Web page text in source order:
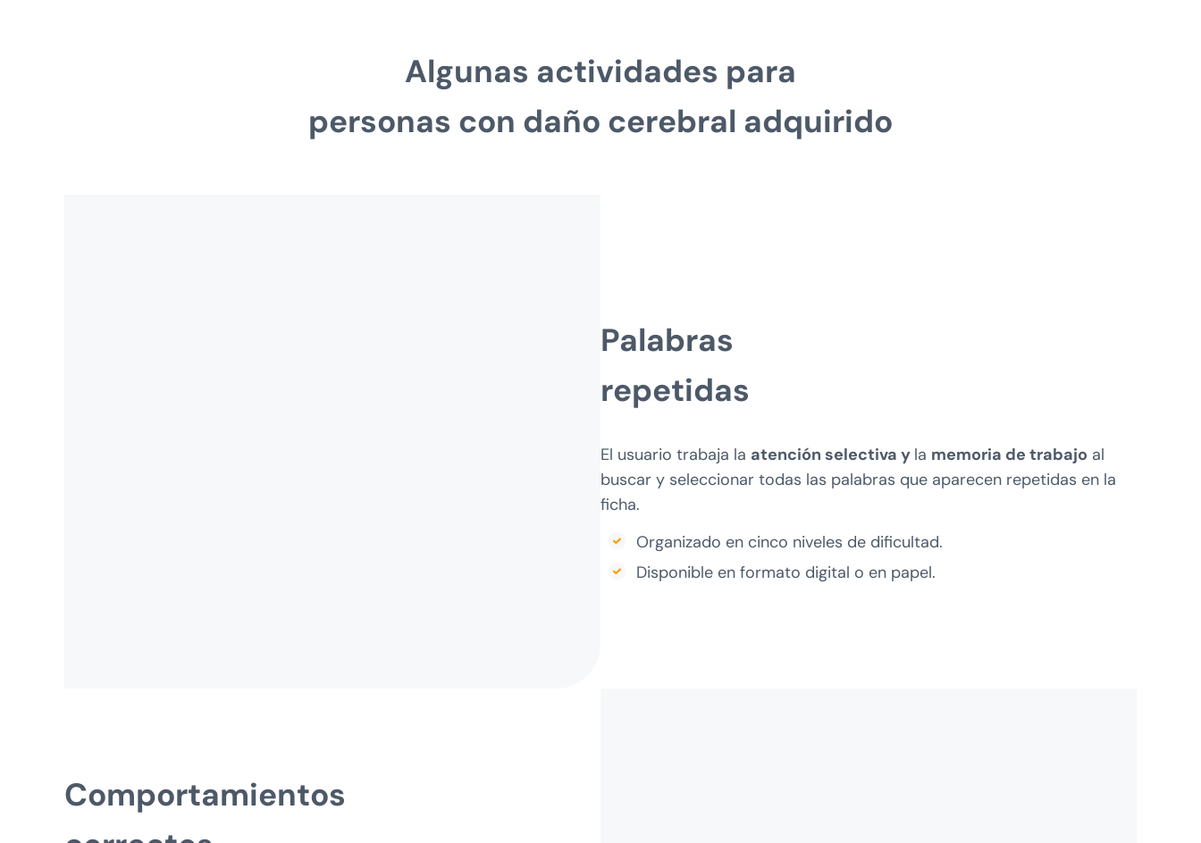
Algunas actividades para
personas con daño cerebral adquirido
Palabras
repetidas
El usuario trabaja la atención selectiva y la memoria de trabajo al
buscar y seleccionar todas las palabras que aparecen repetidas en la
ficha.
Organizado en cinco niveles de dificultad.
Disponible en formato digital o en papel.
Comportamientos